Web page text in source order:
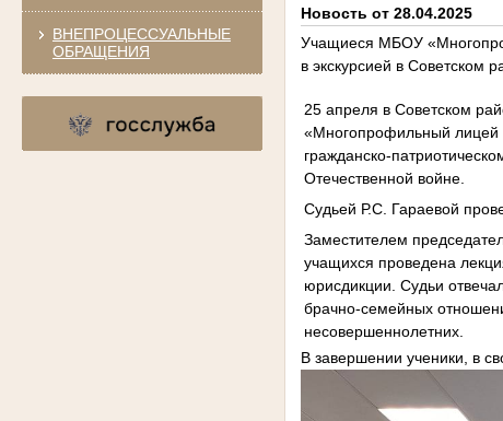
ВНЕПРОЦЕССУАЛЬНЫЕ
ОБРАЩЕНИЯ
Новость от 28.04.2025
Учащиеся МБОУ
в экскурсией в Советском
25 апреля в Советском
«Многопрофильный лицей
гражданско-
Отечественной войне.
Судьей Р.С. Гараевой
Заместителем
учащихся проведена
юрисдикции. Судьи
брачно-семейных
несовершеннолетних.
В завершении ученики, в